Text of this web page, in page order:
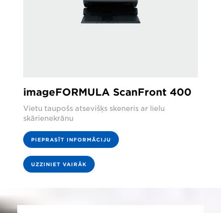
imageFORMULA ScanFront 400
Vietu taupošs atsevišķs skeneris ar lielu
skārienekrānu
PIEPRASĪT INFORMĀCIJU
UZZINIET VAIRĀK